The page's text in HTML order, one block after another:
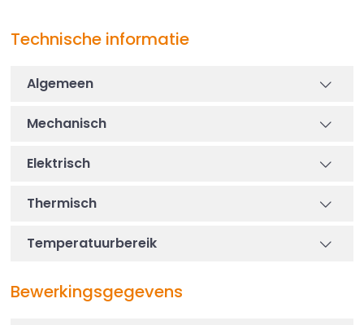
Technische informatie
Algemeen
Mechanisch
Elektrisch
Thermisch
Temperatuurbereik
Bewerkingsgegevens